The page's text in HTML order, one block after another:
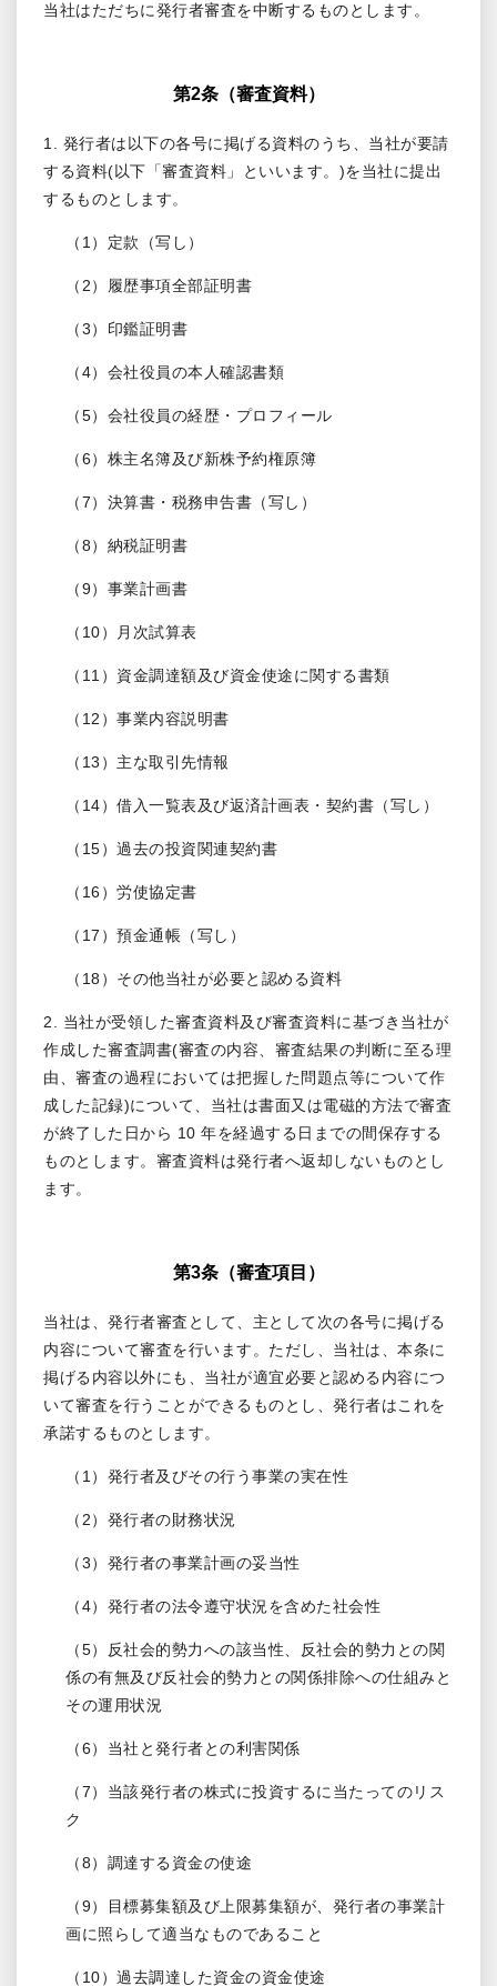
当社はただちに発行者審査を中断するものとします。
第2条（審査資料）
1. 発行者は以下の各号に掲げる資料のうち、当社が要請
する資料(以下「審査資料」といいます。)を当社に提出
するものとします。
（1）定款（写し）
（2）履歴事項全部証明書
（3）印鑑証明書
（4）会社役員の本人確認書類
（5）会社役員の経歴・プロフィール
（6）株主名簿及び新株予約権原簿
（7）決算書・税務申告書（写し）
（8）納税証明書
（9）事業計画書
（10）月次試算表
（11）資金調達額及び資金使途に関する書類
（12）事業内容説明書
（13）主な取引先情報
（14）借入一覧表及び返済計画表・契約書（写し）
（15）過去の投資関連契約書
（16）労使協定書
（17）預金通帳（写し）
（18）その他当社が必要と認める資料
2. 当社が受領した審査資料及び審査資料に基づき当社が
作成した審査調書(審査の内容、審査結果の判断に至る理
由、審査の過程においては把握した問題点等について作
成した記録)について、当社は書面又は電磁的方法で審査
が終了した日から 10 年を経過する日までの間保存する
ものとします。審査資料は発行者へ返却しないものとし
ます。
第3条（審査項目）
当社は、発行者審査として、主として次の各号に掲げる
内容について審査を行います。ただし、当社は、本条に
掲げる内容以外にも、当社が適宜必要と認める内容につ
いて審査を行うことができるものとし、発行者はこれを
承諾するものとします。
（1）発行者及びその行う事業の実在性
（2）発行者の財務状況
（3）発行者の事業計画の妥当性
（4）発行者の法令遵守状況を含めた社会性
（5）反社会的勢力への該当性、反社会的勢力との関
係の有無及び反社会的勢力との関係排除への仕組みと
その運用状況
（6）当社と発行者との利害関係
（7）当該発行者の株式に投資するに当たってのリス
ク
（8）調達する資金の使途
（9）目標募集額及び上限募集額が、発行者の事業計
画に照らして適当なものであること
（10）過去調達した資金の資金使途